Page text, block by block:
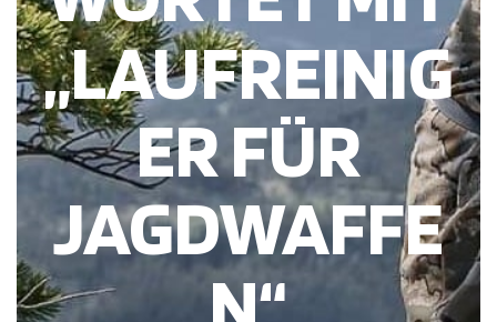
„LAUFREINIG
ER FÜR
JAGDWAFFE